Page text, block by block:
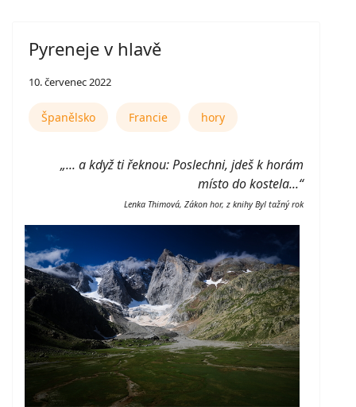
Pyreneje v hlavě
10. červenec 2022
Španělsko Francie hory
„... a když ti řeknou: Poslechni, jdeš k horám
místo do kostela...“
Lenka Thimová, Zákon hor, z knihy Byl tažný rok